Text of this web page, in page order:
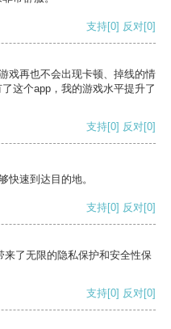
支持[0] 反对[0]
戏再也不会出现卡顿、掉线的情
这个app，我的游戏水平提升了
支持[0] 反对[0]
快速到达目的地。
支持[0] 反对[0]
了无限的隐私保护和安全性保
支持[0] 反对[0]